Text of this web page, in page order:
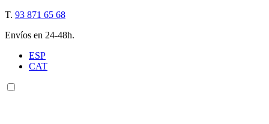
T. 93 871 65 68
Envíos en 24-48h.
ESP
CAT